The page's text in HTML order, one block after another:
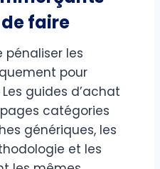
faire
pénaliser les
pour
Les guides d’achat
catégories
génériques, les
et les